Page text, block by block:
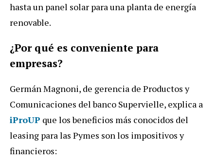
hastaun panel solar parauna planta de energía
renovable.
¿Por qué es conveniente para
empresas?
GermánMagnoni, de gerencia de Productos y
Comunicaciones del banco Supervielle, explica a
iProUP que los beneficios más conocidos del
leasing paralas Pymes sonlos impositivos y
financieros: